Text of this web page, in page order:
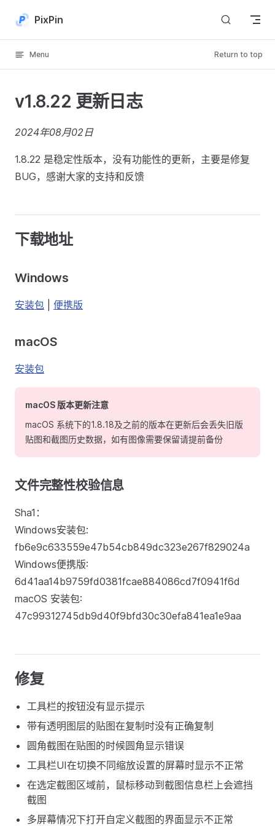
Skip to content
PixPin
Menu Return to top
v1.8.22 更新日志
2024年08月02日
1.8.22 是稳定性版本，没有功能性的更新，主要是修复
BUG，感谢大家的支持和反馈
下载地址
Windows
安装包 便携版
macOS
安装包
macOS 版本更新注意
macOS 系统下的1.8.18及之前的版本在更新后会丢失旧版
贴图和截图历史数据，如有图像需要保留请提前备份
文件完整性校验信息
Sha1：
Windows安装包:
fb6e9c633559e47b54cb849dc323e267f829024a
Windows便携版:
6d41aa14b9759fd0381fcae884086cd7f0941f6d
macOS 安装包:
47c99312745db9d40f9bfd30c30efa841ea1e9aa
修复
工具栏的按钮没有显示提示
带有透明图层的贴图在复制时没有正确复制
圆角截图在贴图的时候圆角显示错误
工具栏UI在切换不同缩放设置的屏幕时显示不正常
在选定截图区域前，鼠标移动到截图信息栏上会遮挡
截图
多屏幕情况下打开自定义截图的界面显示不正常